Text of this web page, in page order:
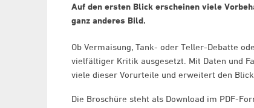
Auf den ersten Blick erscheinen viele
ganz anderes Bild.
Ob Vermaisung, Tank- oder Teller-Debatte
vielfältiger Kritik ausgesetzt. Mit Daten und
viele dieser Vorurteile und erweitert den
Die Broschüre steht als Download im PDF-